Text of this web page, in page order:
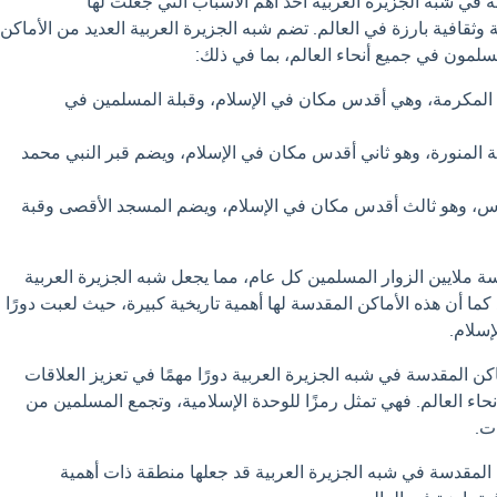
وثقافية بارزة في العالم. تضم شبه الجزيرة العربية العديد من الأماكن
في جميع أنحاء العالم، بما في ذلك:
وهي أقدس مكان في الإسلام، وقبلة المسلمين في
المنورة، وهو ثاني أقدس مكان في الإسلام، ويضم قبر النبي محمد
وهو ثالث أقدس مكان في الإسلام، ويضم المسجد الأقصى وقبة
ملايين الزوار المسلمين كل عام، مما يجعل شبه الجزيرة العربية
كما أن هذه الأماكن المقدسة لها أهمية تاريخية كبيرة، حيث لعبت دورًا
المقدسة في شبه الجزيرة العربية دورًا مهمًا في تعزيز العلاقات
العالم. فهي تمثل رمزًا للوحدة الإسلامية، وتجمع المسلمين من
المقدسة في شبه الجزيرة العربية قد جعلها منطقة ذات أهمية